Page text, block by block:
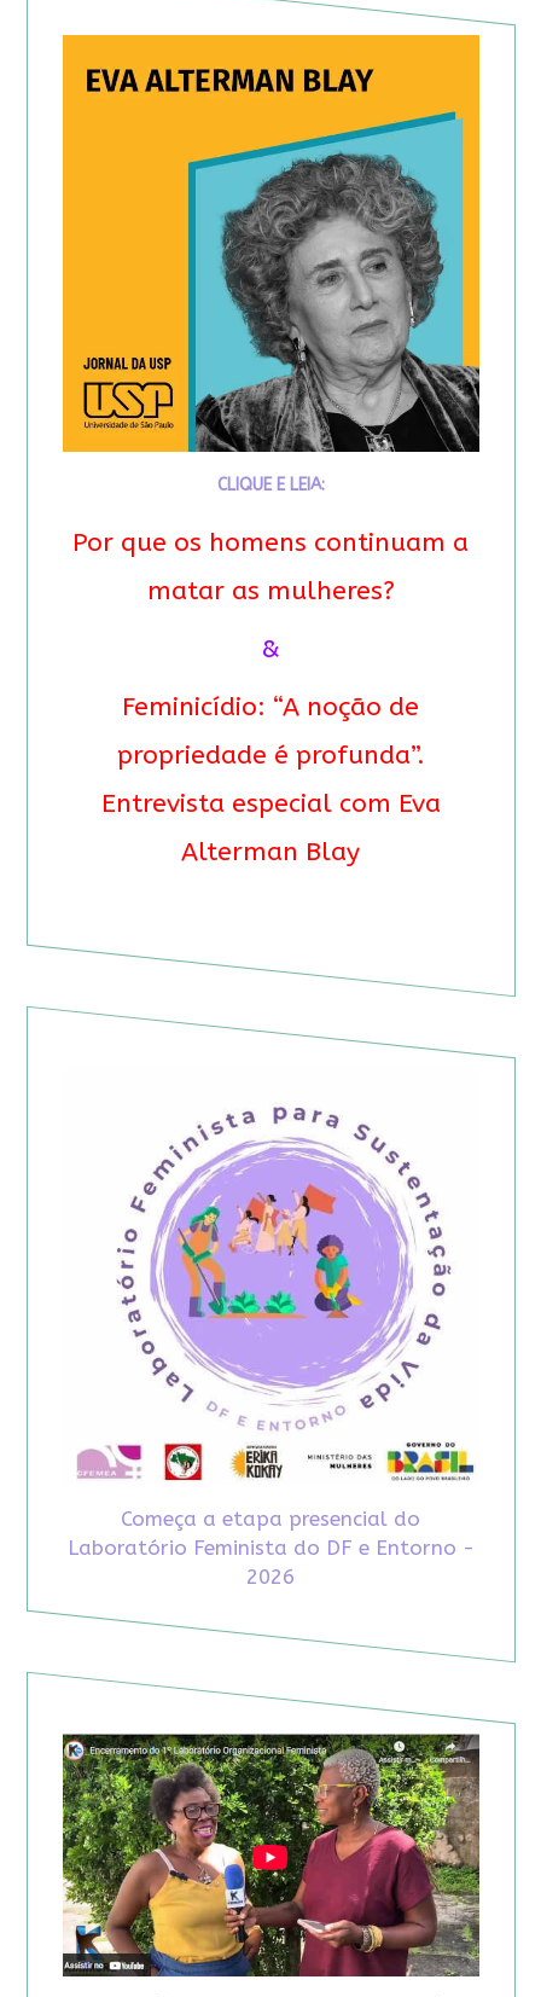
CLIQUE E LEIA:
Por que os homens continuam a
matar as mulheres?
&
Feminicídio: “A noção de
propriedade é profunda”.
Entrevista especial com Eva
Alterman Blay
Começa a etapa presencial do
Laboratório Feminista do DF e Entorno -
2026